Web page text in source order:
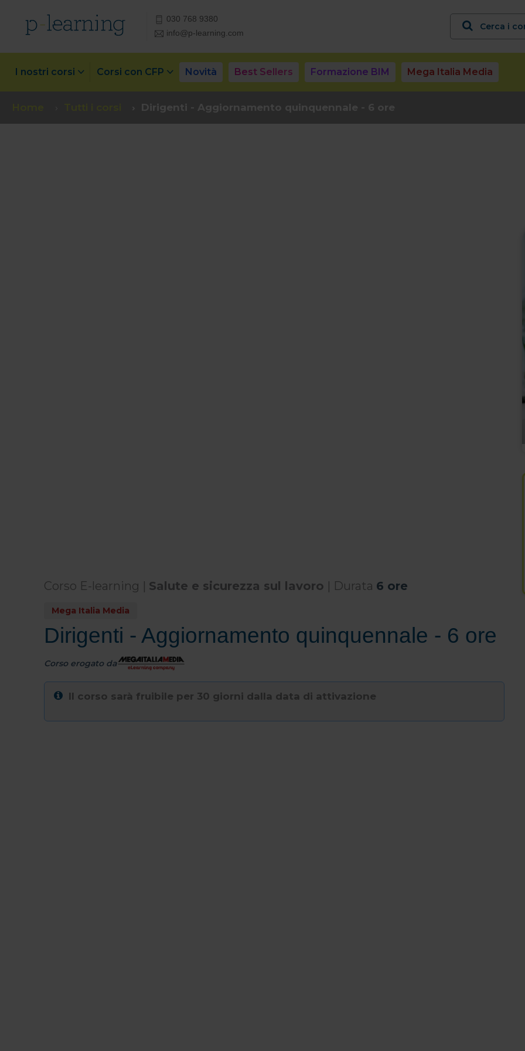
030 768 9380
info@p-learning.com
Cerca i
I nostri corsi Corsi con CFP Novità Best Sellers Formazione BIM Mega Italia Media
Dirigenti - Aggiornamento quinquennale - 6 ore
Corso E-learning | Salute e sicurezza sul lavoro | Durata 6 ore
Mega Italia Media
Dirigenti - Aggiornamento quinquennale - 6 ore
Corso erogato da
Il corso sarà fruibile per 30 giorni dalla data di attivazione